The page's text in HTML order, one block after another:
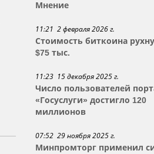
Мнение
11:21 2 февраля 2026 г.
Стоимость биткоина
$75 тыс.
11:23 15 декабря 2025 г.
Число пользователей
«Госуслуги» достигло 120
миллионов
07:52 29 ноября 2025 г.
Минпромторг применил